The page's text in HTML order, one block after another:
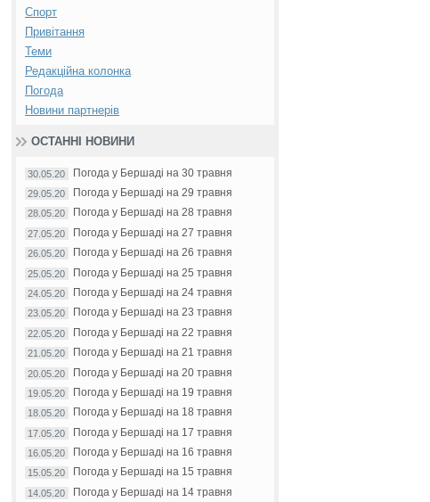
Спорт
Привітання
Теми
Редакційна колонка
Погода
Новини партнерів
ОСТАННІ НОВИНИ
30.05.20 Погода у Бершаді на 30 травня
29.05.20 Погода у Бершаді на 29 травня
28.05.20 Погода у Бершаді на 28 травня
27.05.20 Погода у Бершаді на 27 травня
26.05.20 Погода у Бершаді на 26 травня
25.05.20 Погода у Бершаді на 25 травня
24.05.20 Погода у Бершаді на 24 травня
23.05.20 Погода у Бершаді на 23 травня
22.05.20 Погода у Бершаді на 22 травня
21.05.20 Погода у Бершаді на 21 травня
20.05.20 Погода у Бершаді на 20 травня
19.05.20 Погода у Бершаді на 19 травня
18.05.20 Погода у Бершаді на 18 травня
17.05.20 Погода у Бершаді на 17 травня
16.05.20 Погода у Бершаді на 16 травня
15.05.20 Погода у Бершаді на 15 травня
14.05.20 Погода у Бершаді на 14 травня